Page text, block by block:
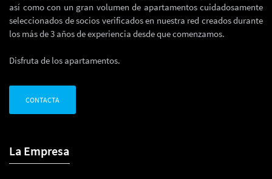
así como con un gran volumen de apartamentos cuidadosamente
seleccionados de socios verificados en nuestra red creados durante
los más de 3 años de experiencia desde que comenzamos.
Disfruta de los apartamentos.
CONTACTA
La Empresa